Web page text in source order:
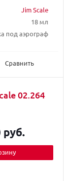
Jim Scale
18 мл
под аэрограф
Сравнить
02.264
руб.